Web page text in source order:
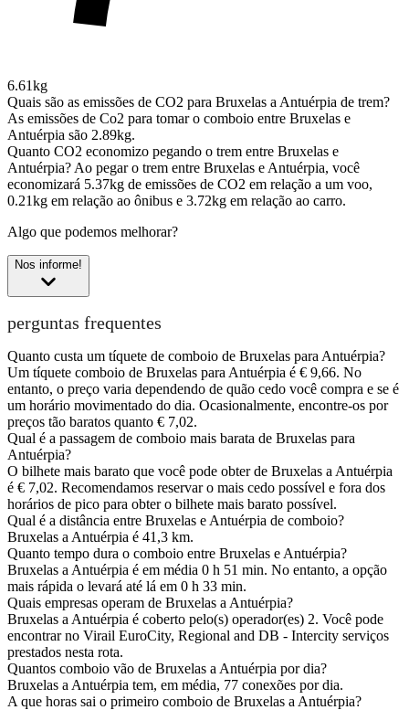
6.61kg
Quais são as emissões de CO2 para Bruxelas a Antuérpia de trem?
As emissões de Co2 para tomar o comboio entre Bruxelas e
Antuérpia são 2.89kg.
Quanto CO2 economizo pegando o trem entre Bruxelas e
Antuérpia? Ao pegar o trem entre Bruxelas e Antuérpia, você
economizará 5.37kg de emissões de CO2 em relação a um voo,
0.21kg em relação ao ônibus e 3.72kg em relação ao carro.
Algo que podemos melhorar?
Nos informe!
perguntas frequentes
Quanto custa um tíquete de comboio de Bruxelas para Antuérpia?
Um tíquete comboio de Bruxelas para Antuérpia é € 9,66. No
entanto, o preço varia dependendo de quão cedo você compra e se é
um horário movimentado do dia. Ocasionalmente, encontre-os por
preços tão baratos quanto € 7,02.
Qual é a passagem de comboio mais barata de Bruxelas para
Antuérpia?
O bilhete mais barato que você pode obter de Bruxelas a Antuérpia
é € 7,02. Recomendamos reservar o mais cedo possível e fora dos
horários de pico para obter o bilhete mais barato possível.
Qual é a distância entre Bruxelas e Antuérpia de comboio?
Bruxelas a Antuérpia é 41,3 km.
Quanto tempo dura o comboio entre Bruxelas e Antuérpia?
Bruxelas a Antuérpia é em média 0 h 51 min. No entanto, a opção
mais rápida o levará até lá em 0 h 33 min.
Quais empresas operam de Bruxelas a Antuérpia?
Bruxelas a Antuérpia é coberto pelo(s) operador(es) 2. Você pode
encontrar no Virail EuroCity, Regional and DB - Intercity serviços
prestados nesta rota.
Quantos comboio vão de Bruxelas a Antuérpia por dia?
Bruxelas a Antuérpia tem, em média, 77 conexões por dia.
A que horas sai o primeiro comboio de Bruxelas a Antuérpia?